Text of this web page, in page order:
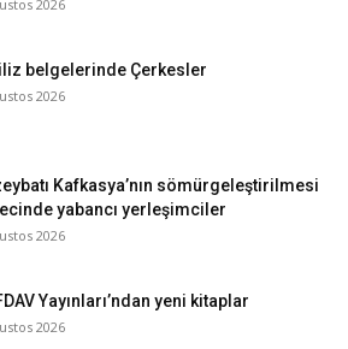
2026
belgelerinde Çerkesler
2026
Kafkasya’nın sömürgeleştirilmesi
yabancı yerleşimciler
2026
Yayınları’ndan yeni kitaplar
2026